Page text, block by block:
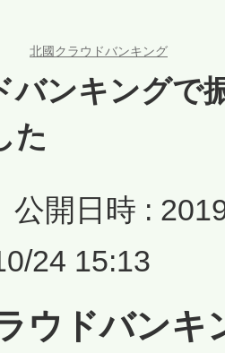
北國クラウドバンキング
バンキングで
た
公開日時 :
24 15:13
ウドバンキ